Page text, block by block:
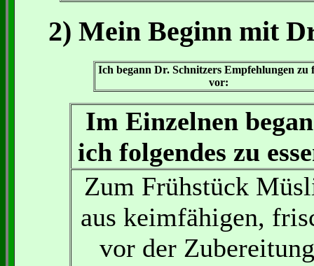
2) Mein Beginn mit
Ich begann Dr. Schnitzers Empfehlungen zu
vor:
Im Einzelnen
ich folgendes zu
Zum Frühstück
aus keimfähigen,
vor der Zubereitung